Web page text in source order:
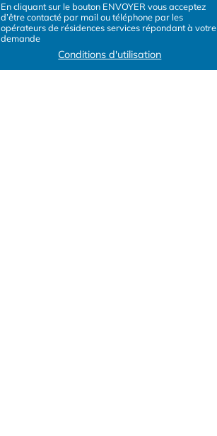
En cliquant sur le bouton ENVOYER vous acceptez
d’être contacté par mail ou téléphone par les
opérateurs de résidences services répondant à votre
demande
Conditions d'utilisation